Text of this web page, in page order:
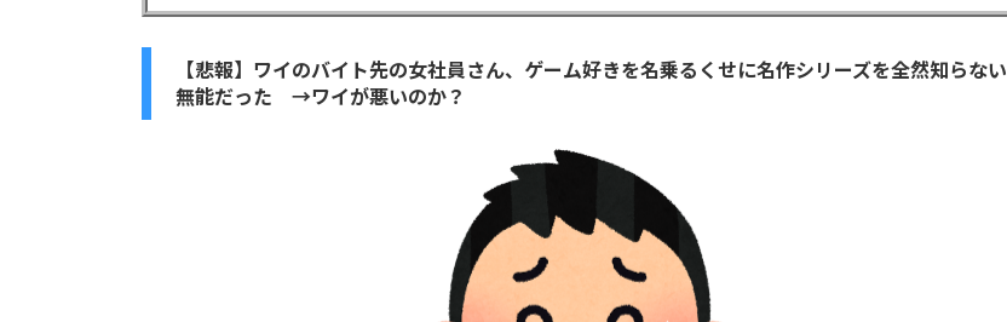
【悲報】ワイのバイト先の女社員さん、ゲーム好きを名乗るくせに名作シリーズを全然知らない
無能だった →ワイが悪いのか？